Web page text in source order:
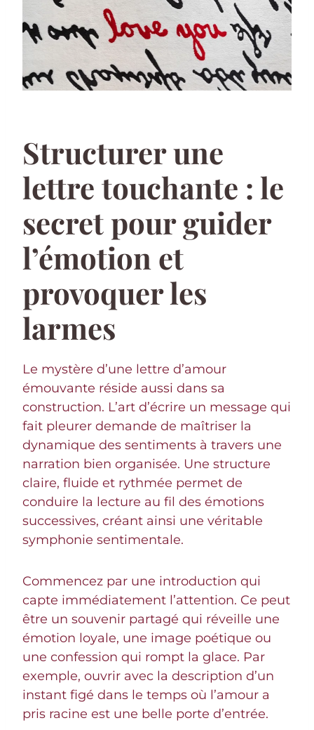
Structurer une
lettre touchante : le
secret pour guider
l’émotion et
provoquer les
larmes
Le mystère d’une lettre d’amour
émouvante réside aussi dans sa
construction. L’art d’écrire un message qui
fait pleurer demande de maîtriser la
dynamique des sentiments à travers une
narration bien organisée. Une structure
claire, fluide et rythmée permet de
conduire la lecture au fil des émotions
successives, créant ainsi une véritable
symphonie sentimentale.
Commencez par une introduction qui
capte immédiatement l’attention. Ce peut
être un souvenir partagé qui réveille une
émotion loyale, une image poétique ou
une confession qui rompt la glace. Par
exemple, ouvrir avec la description d’un
instant figé dans le temps où l’amour a
pris racine est une belle porte d’entrée.